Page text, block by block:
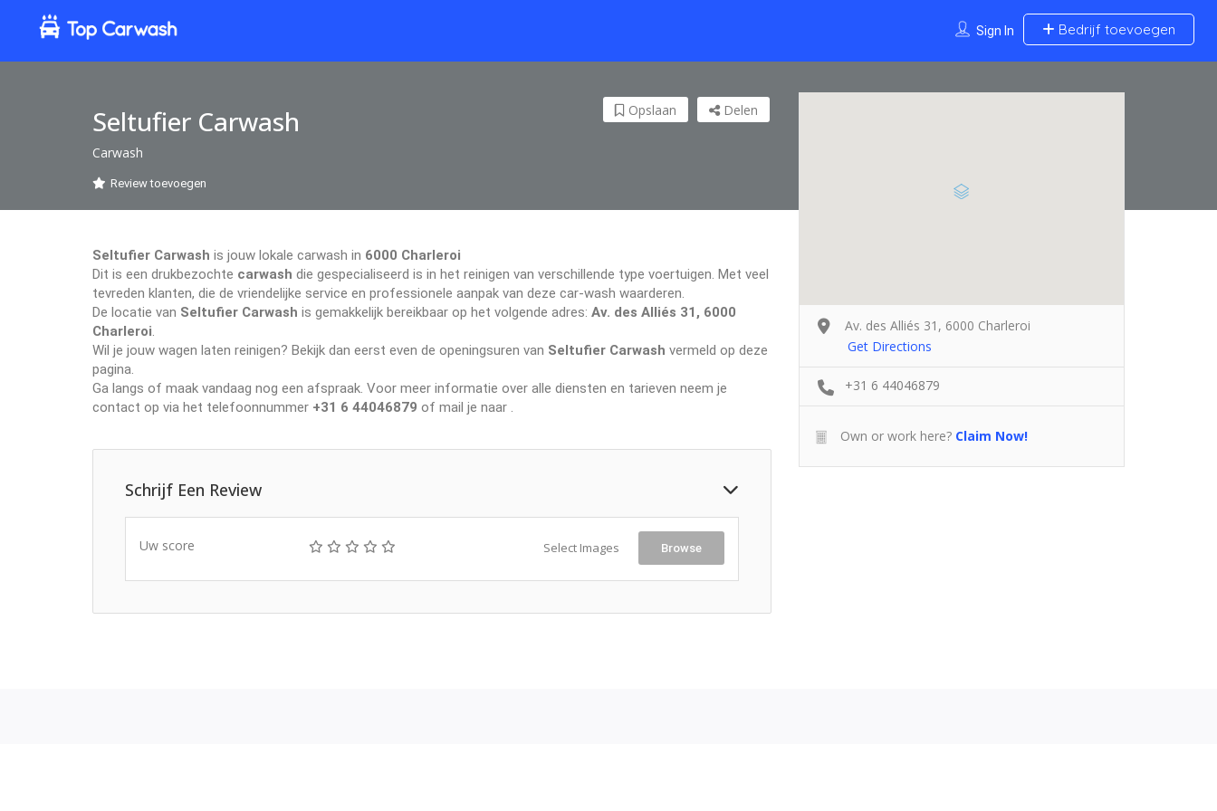
Sign In Bedrijf toevoegen
Seltufier Carwash
Carwash
Review toevoegen
Delen
Opslaan
Seltufier Carwash is jouw lokale carwash in 6000 Charleroi
Dit is een drukbezochte carwash die gespecialiseerd is in het reinigen van verschillende type voertuigen. Met veel
tevreden klanten, die de vriendelijke service en professionele aanpak van deze car-wash waarderen.
De locatie van Seltufier Carwash is gemakkelijk bereikbaar op het volgende adres: Av. des Alliés 31, 6000
Charleroi.
Wil je jouw wagen laten reinigen? Bekijk dan eerst even de openingsuren van Seltufier Carwash vermeld op deze
pagina.
Ga langs of maak vandaag nog een afspraak. Voor meer informatie over alle diensten en tarieven neem je
contact op via het telefoonnummer +31 6 44046879 of mail je naar .
Schrijf Een Review
Uw score Select Images Browse
Av. des Alliés 31, 6000 Charleroi
Get Directions
+31 6 44046879
Own or work here? Claim Now!